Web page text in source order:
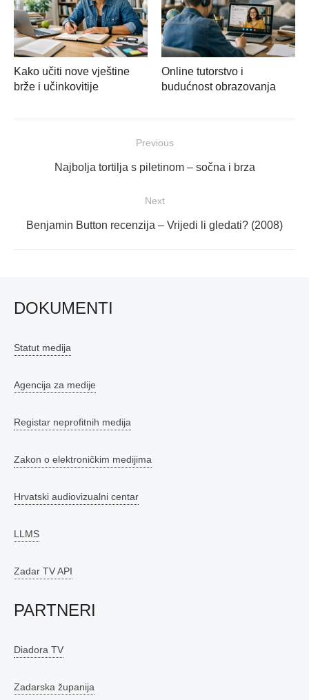
Kako učiti nove vještine
brže i učinkovitije
Online tutorstvo i
budućnost obrazovanja
objava
Previous
Previous
Najbolja tortilja s piletinom – sočna i brza
Next
Next
Benjamin Button recenzija – Vrijedi li gledati? (2008)
DOKUMENTI
Statut medija
Agencija za medije
Registar neprofitnih medija
Zakon o elektroničkim medijima
Hrvatski audiovizualni centar
LLMS
Zadar TV API
PARTNERI
Diadora TV
Zadarska županija